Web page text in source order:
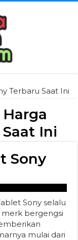
Terbaru Saat Ini
Ini
Sony
Sony selalu
merk bergengsi
mulai dari